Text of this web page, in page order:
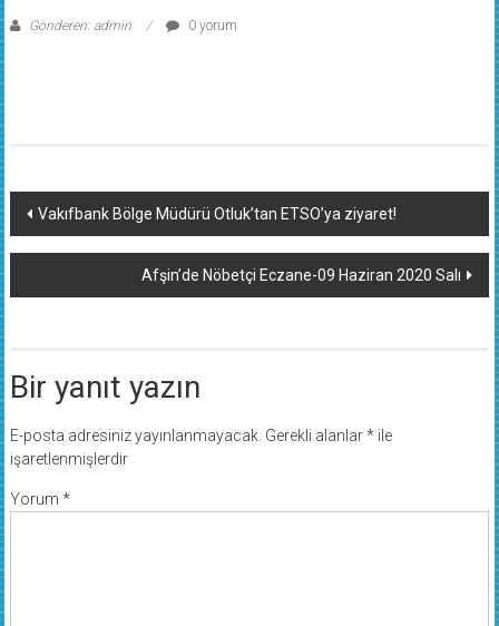
Gönderen: admin 0 yorum
Yazı
dolaşımı
Vakıfbank Bölge Müdürü Otluk’tan ETSO’ya ziyaret!
Afşin’de Nöbetçi Eczane-09 Haziran 2020 Salı
Bir yanıt yazın
E-posta adresiniz yayınlanmayacak. Gerekli alanlar*ile
işaretlenmişlerdir
Yorum *